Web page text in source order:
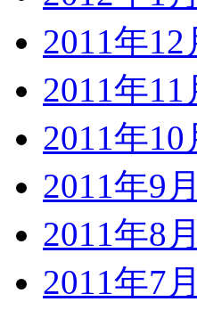
2011年12
2011年11
2011年10
2011年9
2011年8
2011年7